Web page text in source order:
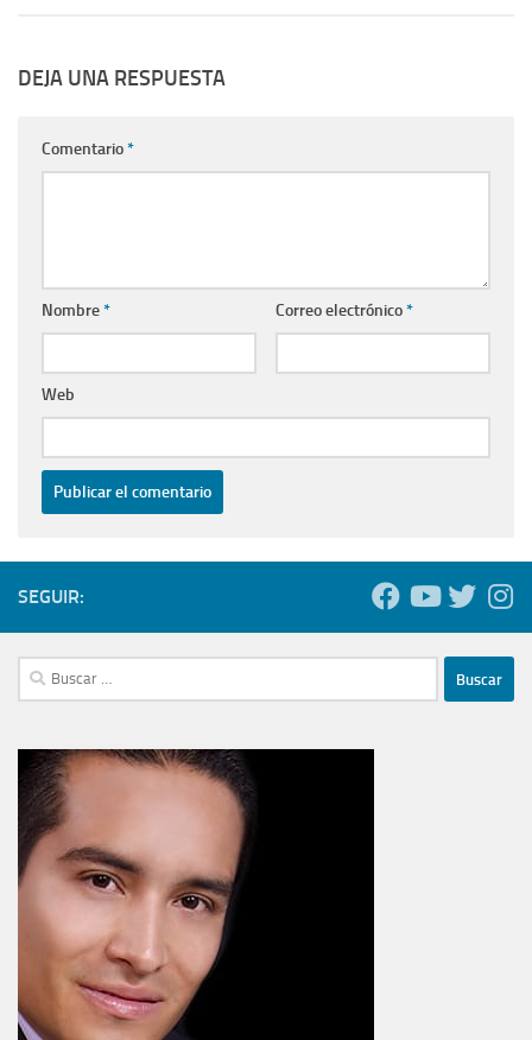
DEJA UNA RESPUESTA
Comentario*
Nombre* Correo electrónico*
Web
SEGUIR:
Buscar: